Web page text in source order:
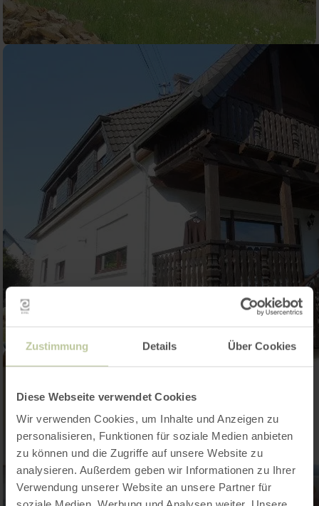
Zustimmung Details Über Cookies
Diese Webseite verwendet Cookies
Wir verwenden Cookies, um Inhalte und Anzeigen zu
personalisieren, Funktionen für soziale Medien anbieten
zu können und die Zugriffe auf unsere Website zu
analysieren. Außerdem geben wir Informationen zu Ihrer
Verwendung unserer Website an unsere Partner für